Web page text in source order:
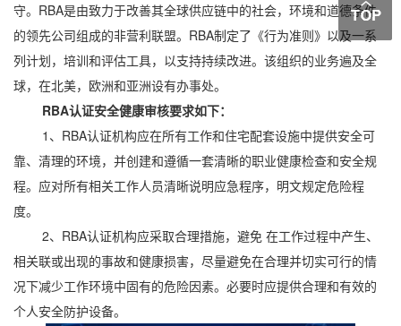
守。RBA是由致力于改善其全球供应链中的社会，环境和道德条件
的领先公司组成的非营利联盟。RBA制定了《行为准则》以及一系
列计划，培训和评估工具，以支持持续改进。该组织的业务遍及全
球，在北美，欧洲和亚洲设有办事处。
RBA认证安全健康审核要求如下：
1、RBA认证机构应在所有工作和住宅配套设施中提供安全可
靠、清理的环境，并创建和遵循一套清晰的职业健康检查和安全规
程。应对所有相关工作人员清晰说明应急程序，明文规定危险程
度。
2、RBA认证机构应采取合理措施，避免 在工作过程中产生、
相关联或出现的事故和健康损害，尽量避免在合理并切实可行的情
况下减少工作环境中固有的危险因素。必要时应提供合理和有效的
个人安全防护设备。